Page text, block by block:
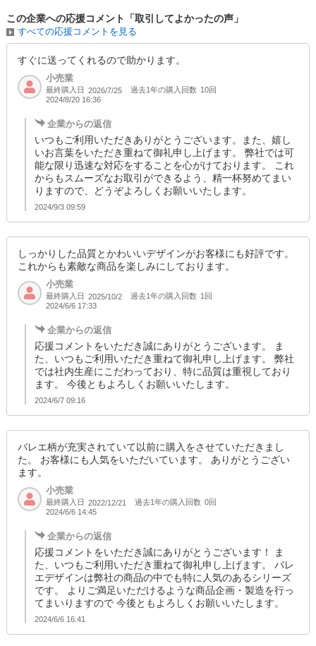
この企業への応援コメント「取引してよかったの声」
すべての応援コメントを見る
すぐに送ってくれるので助かります。
小売業
最終購入日 2026/7/25 過去1年の購入回数 10回
2024/8/20 16:36
企業からの返信
いつもご利用いただきありがとうございます。また、嬉し
いお言葉をいただき重ねて御礼申し上げます。 弊社では可
能な限り迅速な対応をすることを心がけております。 これ
からもスムーズなお取引ができるよう、精一杯努めてまい
りますので、どうぞよろしくお願いいたします。
2024/9/3 09:59
しっかりした品質とかわいいデザインがお客様にも好評です。
これからも素敵な商品を楽しみにしております。
小売業
最終購入日 2025/10/2 過去1年の購入回数 1回
2024/6/6 17:33
企業からの返信
応援コメントをいただき誠にありがとうございます。 ま
た、いつもご利用いただき重ねて御礼申し上げます。 弊社
では社内生産にこだわっており、特に品質は重視しており
ます。 今後ともよろしくお願いいたします。
2024/6/7 09:16
バレエ柄が充実されていて以前に購入をさせていただきまし
た。 お客様にも人気をいただいています。 ありがとうござい
ます。
小売業
最終購入日 2022/12/21 過去1年の購入回数 0回
2024/6/6 14:45
企業からの返信
応援コメントをいただき誠にありがとうございます！ ま
た、いつもご利用いただき重ねて御礼申し上げます。 バレ
エデザインは弊社の商品の中でも特に人気のあるシリーズ
です。 よりご満足いただけるような商品企画・製造を行っ
てまいりますので 今後ともよろしくお願いいたします。
2024/6/6 16:41